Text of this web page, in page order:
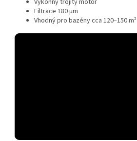
Filtrace 180 μm
Vhodný pro bazény cca 120–150 m²